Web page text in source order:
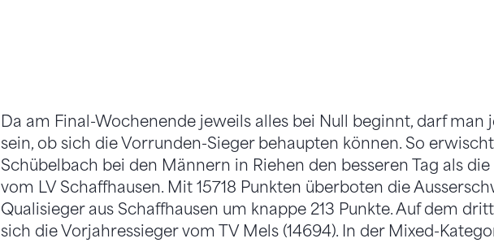
Da am Final-Wochenende jeweils alles bei Null beginnt, darf man
sein, ob sich die Vorrunden-Sieger behaupten können. So
Schübelbach bei den Männern in Riehen den besseren Tag als
vom LV Schaffhausen. Mit 15718 Punkten überboten die
Qualisieger aus Schaffhausen um knappe 213 Punkte. Auf dem
sich die Vorjahressieger vom TV Mels (14694). In der Mixed-